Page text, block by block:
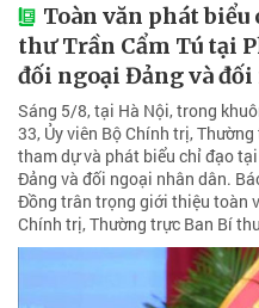
Toàn văn phát
thư Trần Cẩm Tú tại
đối ngoại Đảng và
Sáng 5/8, tại Hà Nội, trong
33, Ủy viên Bộ Chính trị,
tham dự và phát biểu chỉ đạo
Đảng và đối ngoại nhân dân.
Đồng trân trọng giới thiệu toàn
Chính trị, Thường trực Ban Bí